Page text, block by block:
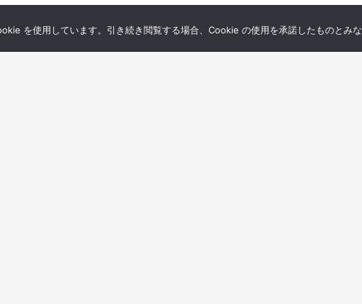
を使用しています。引き続き閲覧する場合、Cookie の使用を承諾したものとみな